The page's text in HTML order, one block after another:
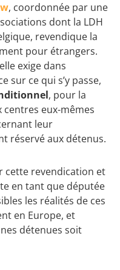
, coordonnée par une
dont la LDH
revendique la
pour étrangers.
exige dans
sur ce qui s’y passe,
, pour la
centres eux-mêmes
leur
réservé aux détenus.
cette revendication et
en tant que députée
les réalités de ces
en Europe, et
détenues soit